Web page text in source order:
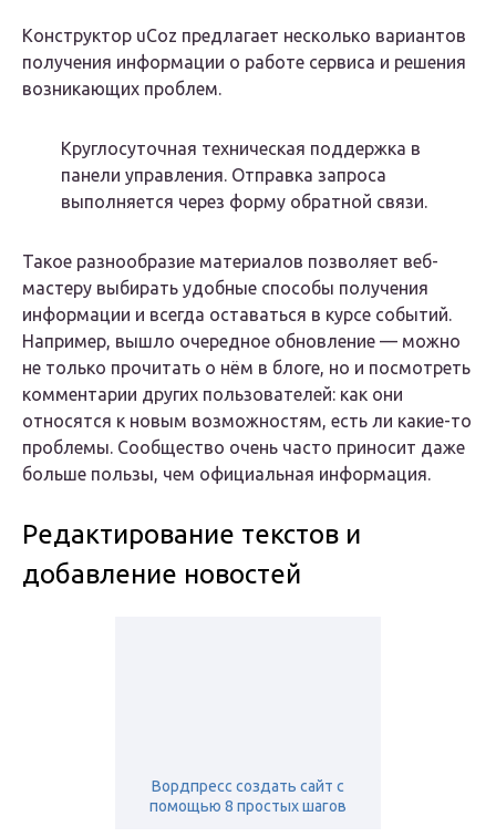
Конструктор uCoz предлагает несколько вариантов
получения информации о работе сервиса и решения
возникающих проблем.
Круглосуточная техническая поддержка в
панели управления. Отправка запроса
выполняется через форму обратной связи.
Такое разнообразие материалов позволяет веб-
мастеру выбирать удобные способы получения
информации и всегда оставаться в курсе событий.
Например, вышло очередное обновление — можно
не только прочитать о нём в блоге, но и посмотреть
комментарии других пользователей: как они
относятся к новым возможностям, есть ли какие-то
проблемы. Сообщество очень часто приносит даже
больше пользы, чем официальная информация.
Редактирование текстов и
добавление новостей
Вордпресс создать сайт с
помощью 8 простых шагов